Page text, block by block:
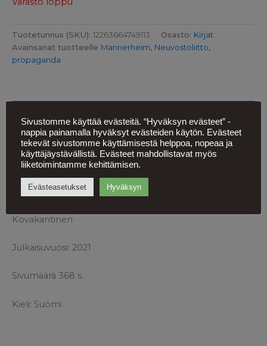
Tuotetunnus (SKU): 12263664749113 Osasto: Kirjat
Avainsanat tuotteelle Mannerheim, Neuvostoliitto,
propaganda
Lisätiedot
Kirjoittajat: Jussi Lehmus & Lasse Lehtinen
Kustantaja: Docendo
Kovakantinen
Julkaisuvuosi: 2021
Sivumäärä 368 s.
Kieli: Suomi
Sivustomme käyttää evästeitä. “Hyväksyn evästeet” -
nappia painamalla hyväksyt evästeiden käytön. Evästeet
tekevät sivustomme käyttämisestä helppoa, nopeaa ja
käyttäjäystävällistä. Evästeet mahdollistavat myös
liiketoimintamme kehittämisen.
Evästeasetukset Hyväksyn